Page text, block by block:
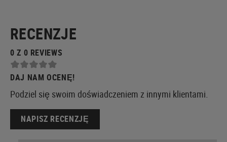
RECENZJE
0 Z 0 REVIEWS
DAJ NAM OCENĘ!
Podziel się swoim doświadczeniem z innymi klientami.
NAPISZ RECENZJĘ